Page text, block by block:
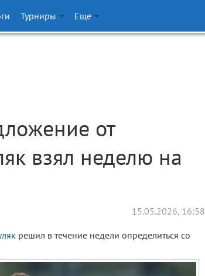
Турниры Еще
от
взял неделю на
15.05.2026, 16:58
решил в течение недели определиться со